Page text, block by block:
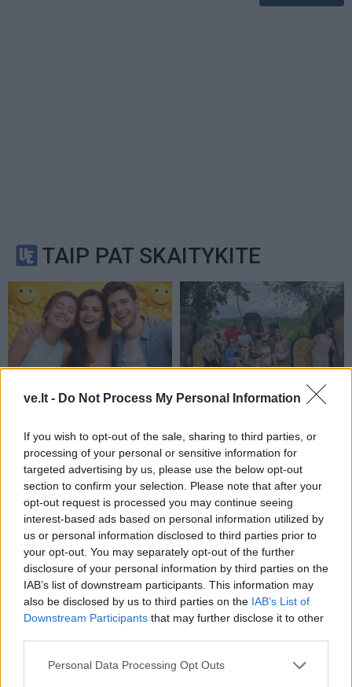
ve.lt - Do Not Process My Personal Information
If you wish to opt-out of the sale, sharing to third parties, or
processing of your personal or sensitive information for
targeted advertising by us, please use the below opt-out
section to confirm your selection. Please note that after your
opt-out request is processed you may continue seeing
interest-based ads based on personal information utilized by
us or personal information disclosed to third parties prior to
your opt-out. You may separately opt-out of the further
disclosure of your personal information by third parties on the
IAB’s list of downstream participants. This information may
also be disclosed by us to third parties on the IAB’s List of
Downstream Participants that may further disclose it to other
Personal Data Processing Opt Outs
TAIP PAT SKAITYKITE
Laisvalaikis
kuriems rugpjūčio 8-ąją
seksis labiausiai: puikios
žinios Mergelėms
Laisvalaikis
keliones, kurios prasideda
ten, kur baigiasi turistiniai
maršrutai
Laisvalaikis
Ši užduotis atrodo
du degtukus, kad
Laisvalaikis
Rugpjūčio 8-ąją vardo